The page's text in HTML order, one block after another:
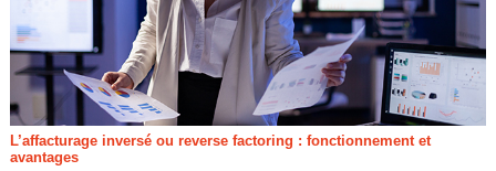
L’affacturage inversé ou reverse factoring : fonctionnement et
avantages